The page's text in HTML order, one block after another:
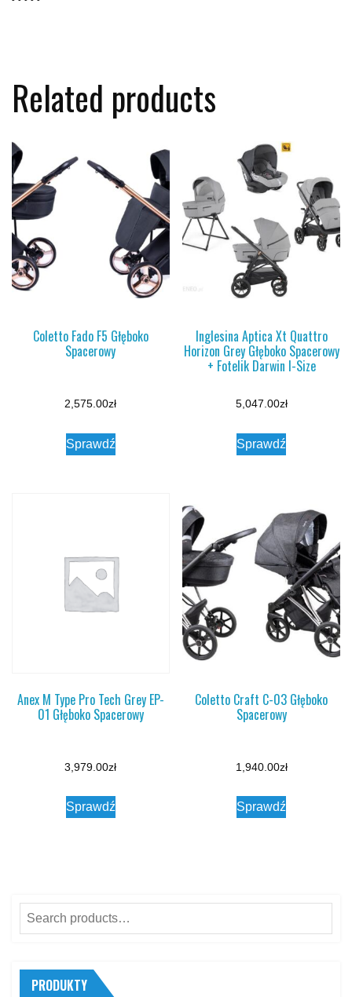
Related products
Coletto Fado F5 Głęboko
Spacerowy
2,575.00zł
Sprawdź
Inglesina Aptica Xt Quattro
Horizon Grey Głęboko Spacerowy
+ Fotelik Darwin I-Size
5,047.00zł
Sprawdź
Anex M Type Pro Tech Grey EP-
01 Głęboko Spacerowy
3,979.00zł
Sprawdź
Coletto Craft C-03 Głęboko
Spacerowy
1,940.00zł
Sprawdź
Search
for:
PRODUKTY